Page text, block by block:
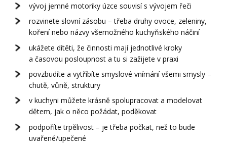
vývoj jemné motoriky úzce souvisí s vývojem řeči
rozvinete slovní zásobu – třeba druhy ovoce, zeleniny,
koření nebo názvy všemožného kuchyňského náčiní
ukážete dítěti, že činnosti mají jednotlivé kroky
a časovou posloupnost a tu si zažijete v praxi
povzbudíte a vytříbíte smyslové vnímání všemi smysly –
chutě, vůně, struktury
v kuchyni můžete krásně spolupracovat a modelovat
dětem, jak o něco požádat, poděkovat
podpoříte trpělivost – je třeba počkat, než to bude
uvařené/upečené